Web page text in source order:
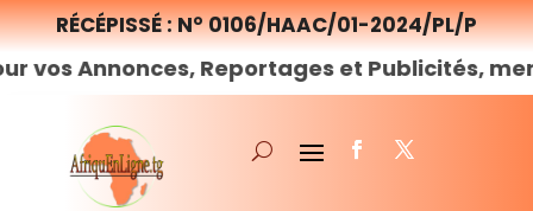
RÉCÉPISSÉ : N° 0106/HAAC/01-2024/PL/P
Reportages et Publicités, merci denous